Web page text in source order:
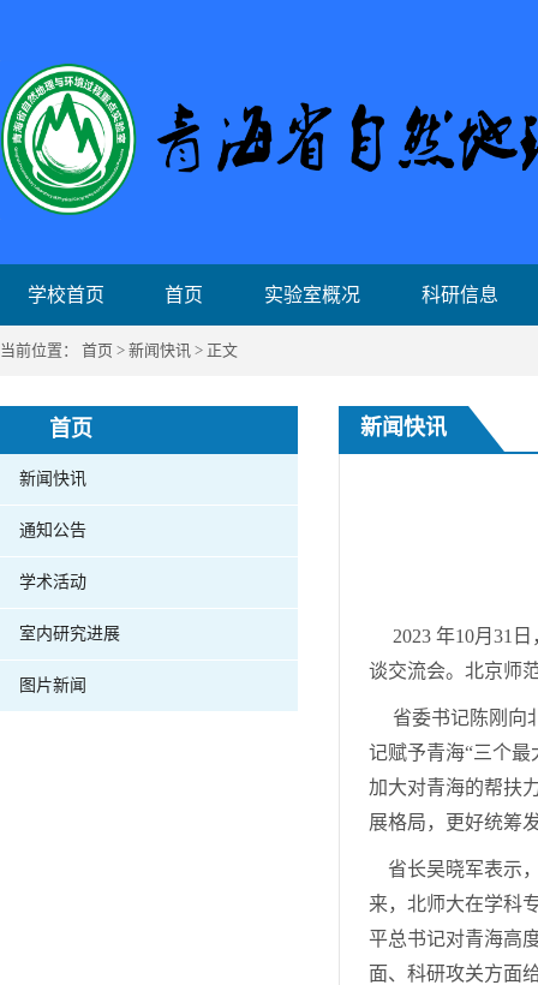
学校首页 首页 实验室概况 科研信息
当前位置： 首页 > 新闻快讯 > 正文
首页
新闻快讯
通知公告
学术活动
室内研究进展
图片新闻
新闻快讯
2023 年10月31日
谈交流会。北京师
省委书记陈刚向
记赋予青海“三个最
加大对青海的帮扶
展格局，更好统筹
省长吴晓军表示
来，北师大在学科
平总书记对青海高
面、科研攻关方面